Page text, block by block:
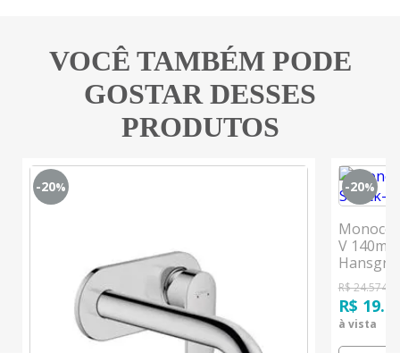
VOCÊ TAMBÉM PODE
GOSTAR DESSES
PRODUTOS
-20% -20%
V
R$
R$
à vista